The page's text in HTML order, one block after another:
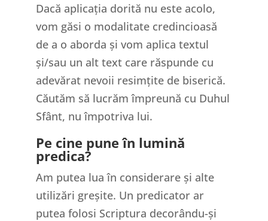
Dacă aplicația dorită nu este acolo,
vom găsi o modalitate credincioasă
de a o aborda și vom aplica textul
și/sau un alt text care răspunde cu
adevărat nevoii resimțite de biserică.
Căutăm să lucrăm împreună cu Duhul
Sfânt, nu împotriva lui.
Pe cine pune în lumină
predica?
Am putea lua în considerare și alte
utilizări greșite. Un predicator ar
putea folosi Scriptura decorându-și